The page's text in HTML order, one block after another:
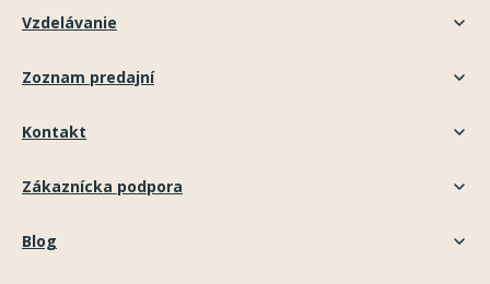
Vzdelávanie
Zoznam predajní
Kontakt
Zákaznícka podpora
Blog